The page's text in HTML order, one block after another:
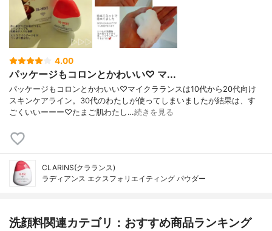
4.00
パッケージもコロンとかわいい♡ マ...
パッケージもコロンとかわいい♡マイクラランスは10代から20代向け
スキンケアライン。30代のわたしが使ってしまいましたが結果は、す
ごくいいーーー♡たまご肌わたし…続きを見る
CLARINS(クラランス)
ラディアンス エクスフォリエイティング パウダー
洗顔料関連カテゴリ：おすすめ商品ランキング